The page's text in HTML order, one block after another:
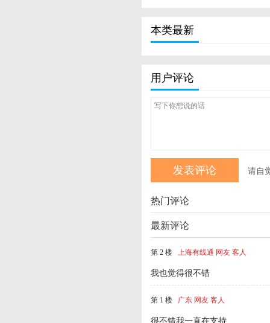
本类最新
用户评论
请自
热门评论
最新评论
第 2 楼 上海有线通 网友 客人
我也觉得很不错
第 1 楼 广东 网友 客人
很不错我一直在支持